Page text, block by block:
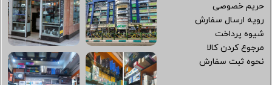
حریم خصوصی
رویه ارسال سفارش
شیوه پرداخت
مرجوع کردن کالا
نحوه ثبت سفارش